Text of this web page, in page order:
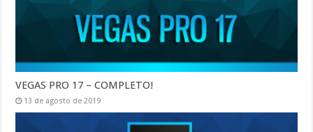
VEGAS PRO 17 – COMPLETO!
13 de agosto de 2019